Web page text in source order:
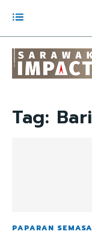
Tag:
PAPARAN